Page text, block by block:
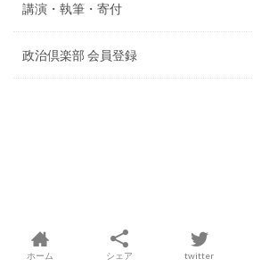
講演・執筆・寄付
政治倶楽部 会員登録
ホーム シェア twitter